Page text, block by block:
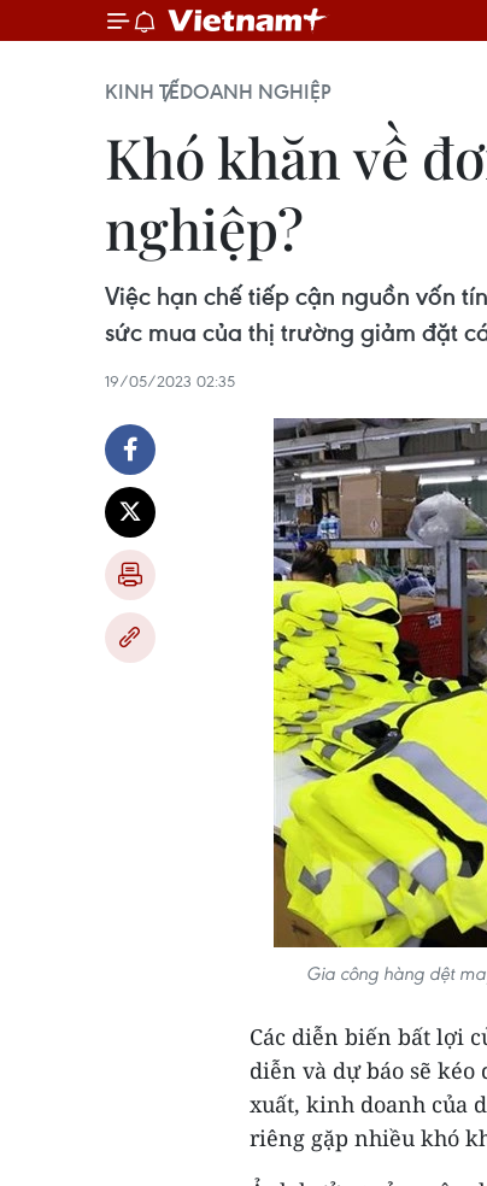
KINH TẾDOANH NGHIỆP
Khó khăn về
nghiệp?
Việc hạn chế tiếp cận nguồn vốn
sức mua của thị trường giảm đặt
19/05/2023 02:35
Gia công hàng dệt
Các diễn biến bất lợi
diễn và dự báo sẽ
xuất, kinh doanh của
riêng gặp nhiều khó